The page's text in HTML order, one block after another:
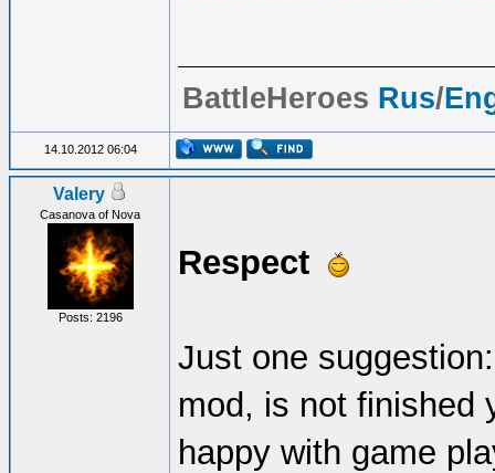
BattleHeroes Rus/
14.10.2012 06:04
Valery
Casanova of Nova
Posts: 2196
Respect
Just one
mod, is not finished
happy with game